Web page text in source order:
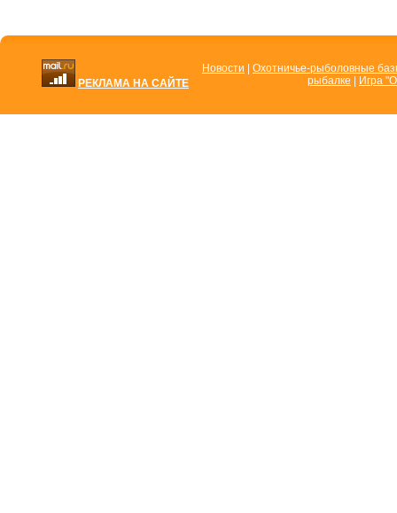
РЕКЛАМА НА САЙТЕ
Новости
Охотничье-рыболовные
рыбалке
Игра